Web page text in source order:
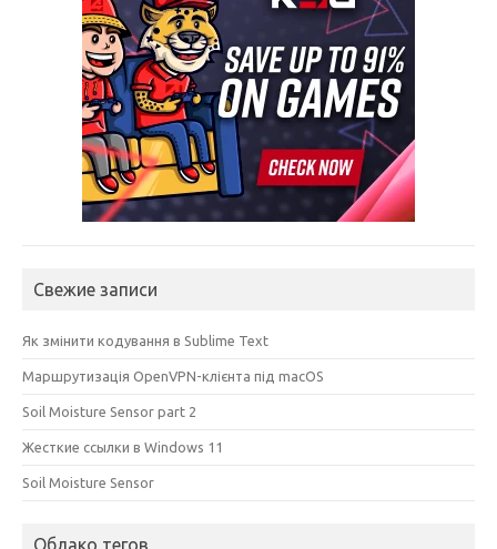
Свежие записи
Як змінити кодування в Sublime Text
Маршрутизація OpenVPN-клієнта під macOS
Soil Moisture Sensor part 2
Жесткие ссылки в Windows 11
Soil Moisture Sensor
Облако тегов